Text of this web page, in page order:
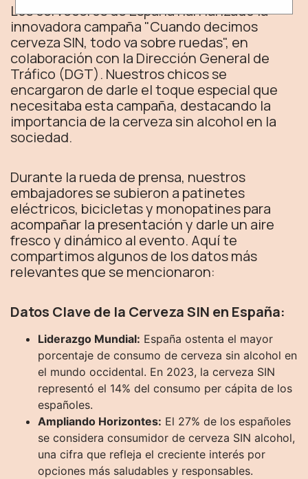
Los cerveceros de España han lanzado la
innovadora campaña "Cuando decimos
cerveza SIN, todo va sobre ruedas", en
colaboración con la Dirección General de
Tráfico (DGT). Nuestros chicos se
encargaron de darle el toque especial que
necesitaba esta campaña, destacando la
importancia de la cerveza sin alcohol en la
sociedad.
Durante la rueda de prensa, nuestros
embajadores se subieron a patinetes
eléctricos, bicicletas y monopatines para
acompañar la presentación y darle un aire
fresco y dinámico al evento. Aquí te
compartimos algunos de los datos más
relevantes que se mencionaron:
Datos Clave de la Cerveza SIN en España:
Liderazgo Mundial: España ostenta el mayor
porcentaje de consumo de cerveza sin alcohol en
el mundo occidental. En 2023, la cerveza SIN
representó el 14% del consumo per cápita de los
españoles.
Ampliando Horizontes: El 27% de los españoles
se considera consumidor de cerveza SIN alcohol,
una cifra que refleja el creciente interés por
opciones más saludables y responsables.